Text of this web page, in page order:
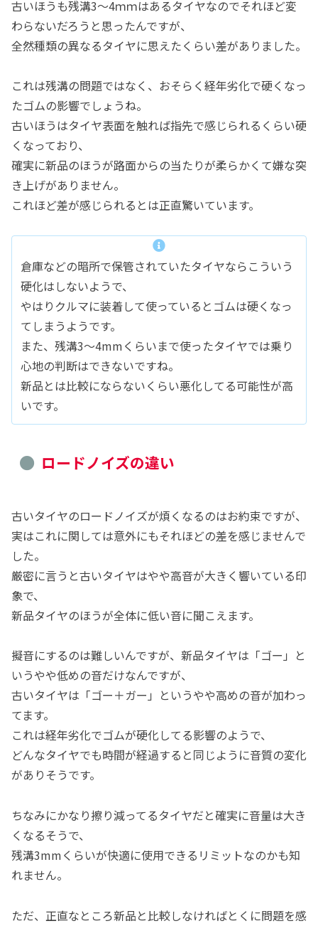
古いほうも残溝3～4ｍｍはあるタイヤなのでそれほど変
わらないだろうと思ったんですが、
全然種類の異なるタイヤに思えたくらい差がありました。
これは残溝の問題ではなく、おそらく経年劣化で硬くなっ
たゴムの影響でしょうね。
古いほうはタイヤ表面を触れば指先で感じられるくらい硬
くなっており、
確実に新品のほうが路面からの当たりが柔らかくて嫌な突
き上げがありません。
これほど差が感じられるとは正直驚いています。
倉庫などの暗所で保管されていたタイヤならこういう
硬化はしないようで、
やはりクルマに装着して使っているとゴムは硬くなっ
てしまうようです。
また、残溝3～4mmくらいまで使ったタイヤでは乗り
心地の判断はできないですね。
新品とは比較にならないくらい悪化してる可能性が高
いです。
ロードノイズの違い
古いタイヤのロードノイズが煩くなるのはお約束ですが、
実はこれに関しては意外にもそれほどの差を感じませんで
した。
厳密に言うと古いタイヤはやや高音が大きく響いている印
象で、
新品タイヤのほうが全体に低い音に聞こえます。
擬音にするのは難しいんですが、新品タイヤは「ゴー」と
いうやや低めの音だけなんですが、
古いタイヤは「ゴー＋ガー」というやや高めの音が加わっ
てます。
これは経年劣化でゴムが硬化してる影響のようで、
どんなタイヤでも時間が経過すると同じように音質の変化
がありそうです。
ちなみにかなり擦り減ってるタイヤだと確実に音量は大き
くなるそうで、
残溝3mmくらいが快適に使用できるリミットなのかも知
れません。
ただ、正直なところ新品と比較しなければとくに問題を感